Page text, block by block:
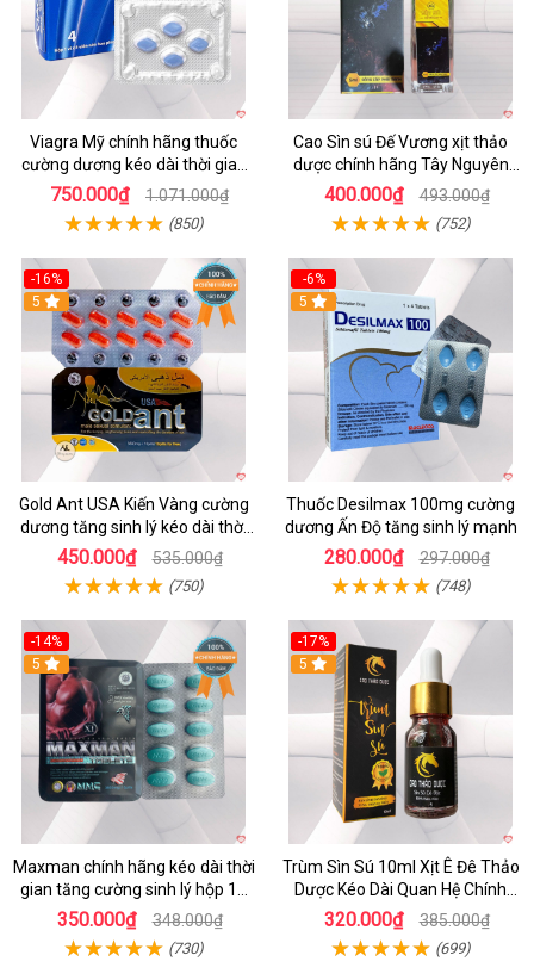
Viagra Mỹ chính hãng thuốc
cường dương kéo dài thời gian
cho Nam giới uy tín
750.000₫ 1.071.000₫
(850)
Cao Sìn sú Đế Vương xịt thảo
dược chính hãng Tây Nguyên
hiệu quả tăng cường
400.000₫ 493.000₫
(752)
-16%
5
Gold Ant USA Kiến Vàng cường
dương tăng sinh lý kéo dài thời
gian
450.000₫ 535.000₫
(750)
-6%
5
Thuốc Desilmax 100mg cường
dương Ấn Độ tăng sinh lý mạnh
280.000₫ 297.000₫
(748)
-14%
Hot
5
Maxman chính hãng kéo dài thời
gian tăng cường sinh lý hộp 10
viên
350.000₫ 348.000₫
(730)
-17%
5
Trùm Sìn Sú 10ml Xịt Ê Đê Thảo
Dược Kéo Dài Quan Hệ Chính
Hãng
320.000₫ 385.000₫
(699)